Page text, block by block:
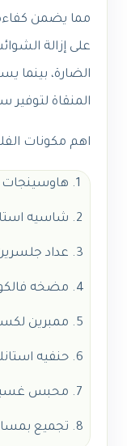
مما يضمن
على إزالة
الضارة، بينما
المنقاة
اهم مكونات
هاوسينجات
شاسيه
عداد
مضخه فالكون
ممبرين لكسبيور
حنفيه
محبس
تجميع